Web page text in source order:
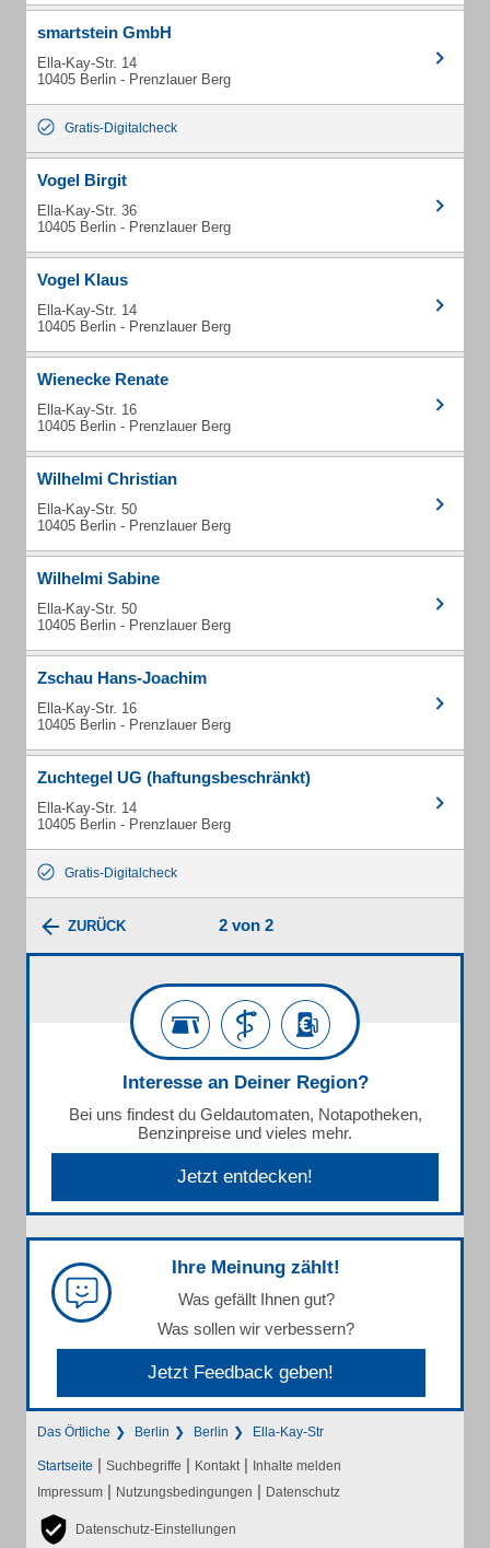
smartstein GmbH
Ella-Kay-Str. 14
10405 Berlin - Prenzlauer Berg
Gratis-Digitalcheck
Vogel Birgit
Ella-Kay-Str. 36
10405 Berlin - Prenzlauer Berg
Vogel Klaus
Ella-Kay-Str. 14
10405 Berlin - Prenzlauer Berg
Wienecke Renate
Ella-Kay-Str. 16
10405 Berlin - Prenzlauer Berg
Wilhelmi Christian
Ella-Kay-Str. 50
10405 Berlin - Prenzlauer Berg
Wilhelmi Sabine
Ella-Kay-Str. 50
10405 Berlin - Prenzlauer Berg
Zschau Hans-Joachim
Ella-Kay-Str. 16
10405 Berlin - Prenzlauer Berg
Zuchtegel UG (haftungsbeschränkt)
Ella-Kay-Str. 14
10405 Berlin - Prenzlauer Berg
Gratis-Digitalcheck
ZURÜCK 2 von 2
Interesse an Deiner Region?
Bei uns findest du Geldautomaten, Notapotheken,
Benzinpreise und vieles mehr.
Jetzt entdecken!
Ihre Meinung zählt!
Was gefällt Ihnen gut?
Was sollen wir verbessern?
Jetzt Feedback geben!
Das Örtliche Berlin Berlin Ella-Kay-Str
Startseite | Suchbegriffe | Kontakt | Inhalte melden
Impressum | Nutzungsbedingungen | Datenschutz
Datenschutz-Einstellungen